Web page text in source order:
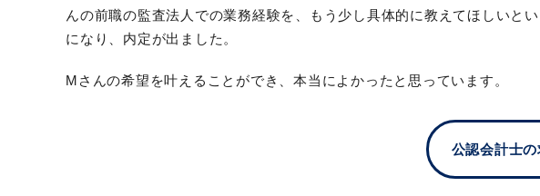
んの前職の監査法人での業務経験を、もう少し具体的に教えてほしいと
になり、内定が出ました。
Mさんの希望を叶えることができ、本当によかったと思っています。
公認会計士の